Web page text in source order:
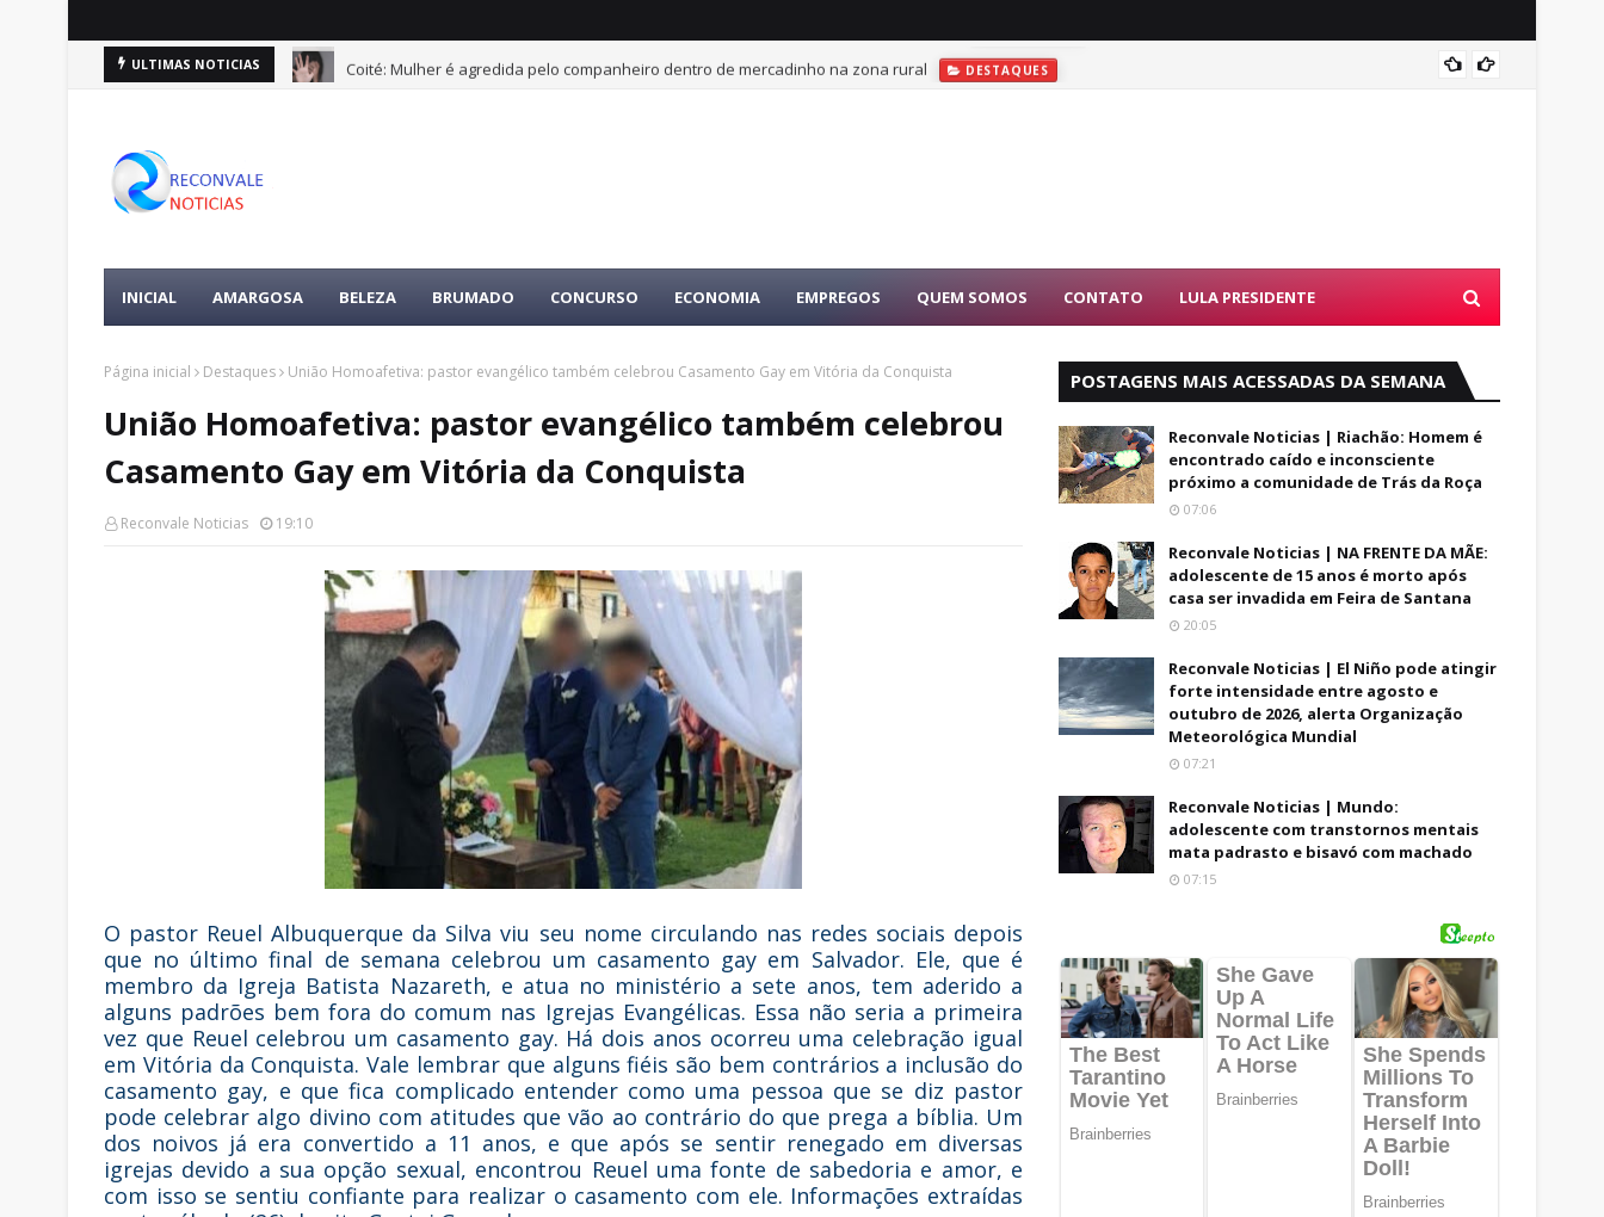
ULTIMAS NOTICIAS Coité: Mulher é agredida pelo companheiro dentro de mercadinho na zona rural DESTAQUES
INICIAL AMARGOSA BELEZA BRUMADO CONCURSO ECONOMIA EMPREGOS QUEM SOMOS CONTATO LULA PRESIDENTE
Página inicial Destaques União Homoafetiva: pastor evangélico também celebrou Casamento Gay em Vitória da Conquista
União Homoafetiva: pastor evangélico também celebrou
Casamento Gay em Vitória da Conquista
Reconvale Noticias 19:10
O pastor Reuel Albuquerque da Silva viu seu nome circulando nas redes sociais depois
que no último final de semana celebrou um casamento gay em Salvador. Ele, que é
membro da Igreja Batista Nazareth, e atua no ministério a sete anos, tem aderido a
alguns padrões bem fora do comum nas Igrejas Evangélicas. Essa não seria a primeira
vez que Reuel celebrou um casamento gay. Há dois anos ocorreu uma celebração igual
em Vitória da Conquista. Vale lembrar que alguns fiéis são bem contrários a inclusão do
casamento gay, e que fica complicado entender como uma pessoa que se diz pastor
pode celebrar algo divino com atitudes que vão ao contrário do que prega a bíblia. Um
dos noivos já era convertido a 11 anos, e que após se sentir renegado em diversas
igrejas devido a sua opção sexual, encontrou Reuel uma fonte de sabedoria e amor, e
com isso se sentiu confiante para realizar o casamento com ele. Informações extraídas
POSTAGENS MAIS ACESSADAS DA SEMANA
Reconvale Noticias | Riachão: Homem é
encontrado caído e inconsciente
próximo a comunidade de Trás da Roça
07:06
Reconvale Noticias | NA FRENTE DA MÃE:
adolescente de 15 anos é morto após
casa ser invadida em Feira de Santana
20:05
Reconvale Noticias | El Niño pode atingir
forte intensidade entre agosto e
outubro de 2026, alerta Organização
Meteorológica Mundial
07:21
Reconvale Noticias | Mundo:
adolescente com transtornos mentais
mata padrasto e bisavó com machado
07:15